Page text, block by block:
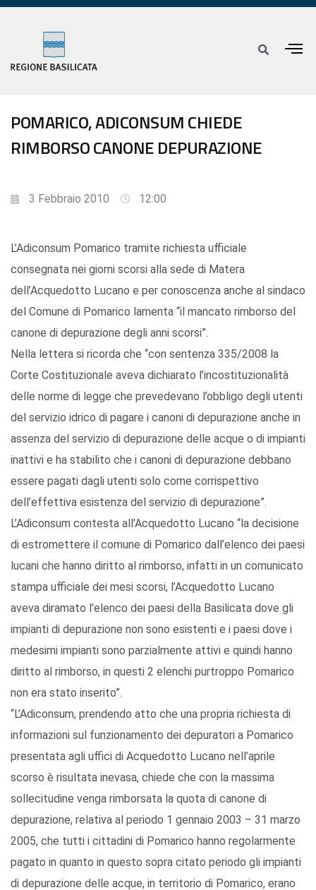
POMARICO, ADICONSUM CHIEDE
RIMBORSO CANONE DEPURAZIONE
3 Febbraio 2010 12:00
L’Adiconsum Pomarico tramite richiesta ufficiale
consegnata nei giorni scorsi alla sede di Matera
dell’Acquedotto Lucano e per conoscenza anche al sindaco
del Comune di Pomarico lamenta “il mancato rimborso del
canone di depurazione degli anni scorsi”.
Nella lettera si ricorda che “con sentenza 335/2008 la
Corte Costituzionale aveva dichiarato l’incostituzionalità
delle norme di legge che prevedevano l’obbligo degli utenti
del servizio idrico di pagare i canoni di depurazione anche in
assenza del servizio di depurazione delle acque o di impianti
inattivi e ha stabilito che i canoni di depurazione debbano
essere pagati dagli utenti solo come corrispettivo
dell’effettiva esistenza del servizio di depurazione”.
L’Adiconsum contesta all’Acquedotto Lucano “la decisione
di estromettere il comune di Pomarico dall’elenco dei paesi
lucani che hanno diritto al rimborso, infatti in un comunicato
stampa ufficiale dei mesi scorsi, l’Acquedotto Lucano
aveva diramato l’elenco dei paesi della Basilicata dove gli
impianti di depurazione non sono esistenti e i paesi dove i
medesimi impianti sono parzialmente attivi e quindi hanno
diritto al rimborso, in questi 2 elenchi purtroppo Pomarico
non era stato inserito”.
“L’Adiconsum, prendendo atto che una propria richiesta di
informazioni sul funzionamento dei depuratori a Pomarico
presentata agli uffici di Acquedotto Lucano nell’aprile
scorso è risultata inevasa, chiede che con la massima
sollecitudine venga rimborsata la quota di canone di
depurazione, relativa al periodo 1 gennaio 2003 – 31 marzo
2005, che tutti i cittadini di Pomarico hanno regolarmente
pagato in quanto in questo sopra citato periodo gli impianti
di depurazione delle acque, in territorio di Pomarico, erano